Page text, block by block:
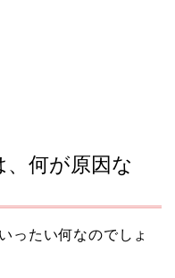
何が原因な
ったい何なのでしょ